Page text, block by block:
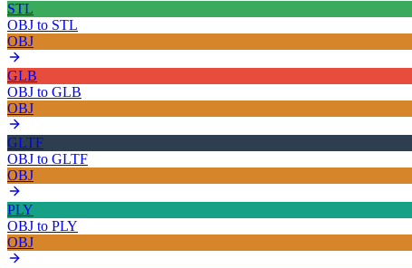
STL
OBJ to STL
OBJ
GLB
OBJ to GLB
OBJ
GLTF
OBJ to GLTF
OBJ
PLY
OBJ to PLY
OBJ